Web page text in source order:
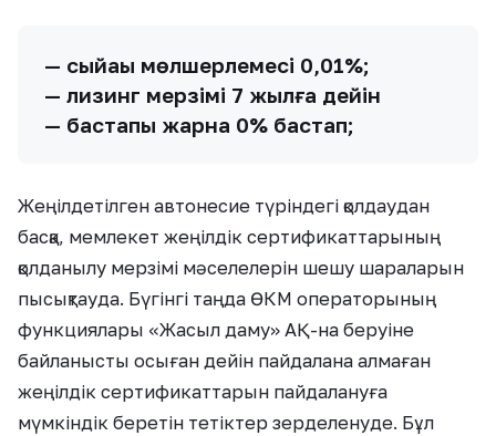
— сыйақы мөлшерлемесі 0,01%;
— лизинг мерзімі 7 жылға дейін
— бастапқы жарна 0% бастап;
Жеңілдетілген автонесие түріндегі қолдаудан
басқа, мемлекет жеңілдік сертификаттарының
қолданылу мерзімі мәселелерін шешу шараларын
пысықтауда. Бүгінгі таңда ӨКМ операторының
функциялары «Жасыл даму» АҚ-на беруіне
байланысты осыған дейін пайдалана алмаған
жеңілдік сертификаттарын пайдалануға
мүмкіндік беретін тетіктер зерделенуде. Бұл